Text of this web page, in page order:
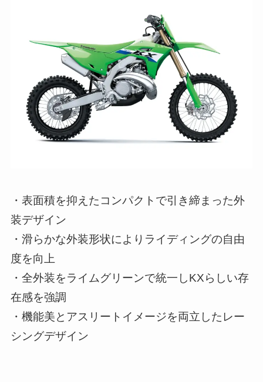
・表面積を抑えたコンパクトで引き締まった外
装デザイン
・滑らかな外装形状によりライディングの自由
度を向上
・全外装をライムグリーンで統一しKXらしい存
在感を強調
・機能美とアスリートイメージを両立したレー
シングデザイン